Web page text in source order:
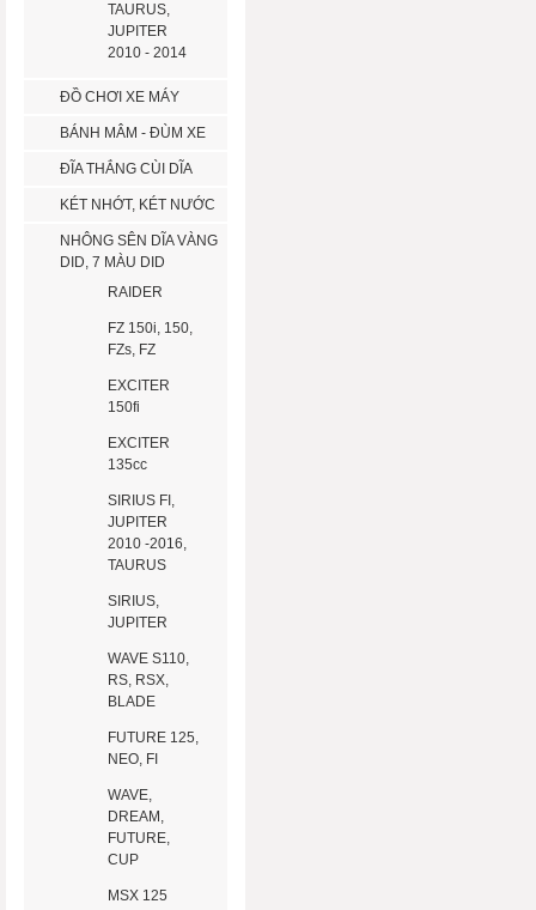
TAURUS,
JUPITER
2010 - 2014
ĐỒ CHƠI XE MÁY
BÁNH MÂM - ĐÙM XE
ĐĨA THẮNG CÙI DĨA
KÉT NHỚT, KÉT NƯỚC
NHÔNG SÊN DĨA VÀNG
DID, 7 MÀU DID
RAIDER
FZ 150i, 150,
FZs, FZ
EXCITER
150fi
EXCITER
135cc
SIRIUS FI,
JUPITER
2010 -2016,
TAURUS
SIRIUS,
JUPITER
WAVE S110,
RS, RSX,
BLADE
FUTURE 125,
NEO, FI
WAVE,
DREAM,
FUTURE,
CUP
MSX 125